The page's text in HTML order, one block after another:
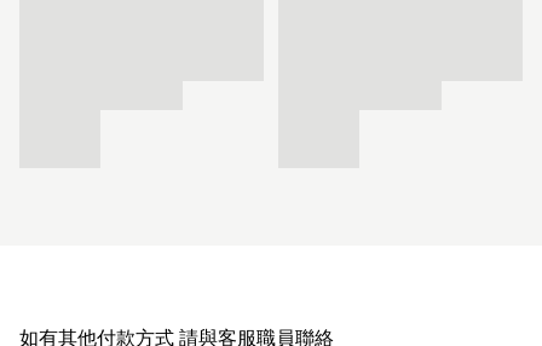
如有其他付款方式 請與客服職員聯絡